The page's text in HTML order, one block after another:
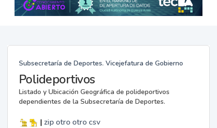
Subsecretaría de Deportes. Vicejefatura de Gobierno
Polideportivos
Listado y Ubicación Geográfica de polideportivos
dependientes de la Subsecretaría de Deportes.
| zip otro otro csv